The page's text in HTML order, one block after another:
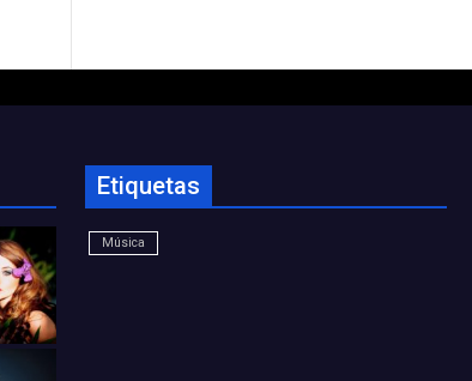
Etiquetas
Música